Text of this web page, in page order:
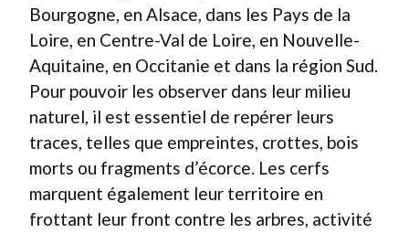
Bourgogne, en Alsace, dans les Pays de la
Loire, en Centre-Val de Loire, en Nouvelle-
Aquitaine, en Occitanie et dans la région Sud.
Pour pouvoir les observer dans leur milieu
naturel, il est essentiel de repérer leurs
traces, telles que empreintes, crottes, bois
morts ou fragments d’écorce. Les cerfs
marquent également leur territoire en
frottant leur front contre les arbres, activité